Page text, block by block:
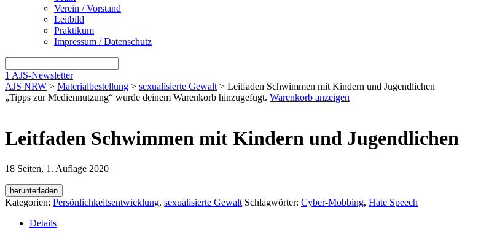
Verein / Vorstand
Leitbild
Praktikum
Impressum / Datenschutz
1 AJS-Newsletter
AJS NRW > Materialbestellung > sexualisierte Gewalt > Leitfaden Schwimmen mit Kindern und Jugendlichen
„Tipps zur Mediennutzung“ wurde deinem Warenkorb hinzugefügt. Warenkorb anzeigen
Leitfaden Schwimmen mit Kindern und Jugendlichen
18 Seiten, 1. Auflage 2020
herunterladen
Kategorien: Persönlichkeitsentwicklung, sexualisierte Gewalt Schlagwörter: Cyber-Mobbing, Hate Speech
Details